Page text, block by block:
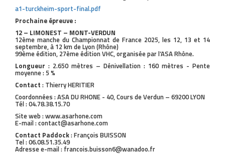
a1-turckheim-sport-final.pdf
Prochaine épreuve :
12 – LIMONEST – MONT-VERDUN
12ème manche du Championnat de France 2025, les 12, 13 et 14
septembre, à 12 km de Lyon (Rhône)
99ème édition, 27ème édition VHC, organisée par l’ASA Rhône.
Longueur : 2.650 mètres – Dénivellation : 160 mètres - Pente
moyenne : 5 %
Contact : Thierry HERITIER
Coordonnées : ASA DU RHONE - 40, Cours de Verdun – 69200 LYON
Tél : 04.78.38.15.70
Site web : www.asarhone.com
E-mail : contact@asarhone.com
Contact Paddock: François BUISSON
Tel : 06.08.51.35.49
Adresse e-mail : francois.buisson6@wanadoo.fr